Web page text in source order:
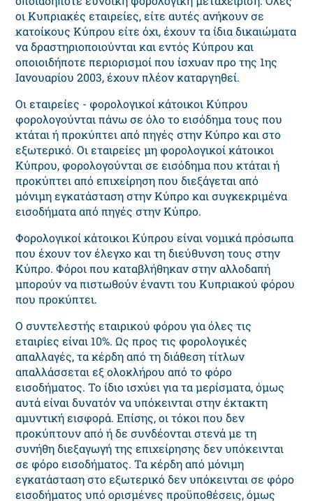
οι Κυπριακές εταιρείες, είτε αυτές ανήκουν σε
κατοίκους Κύπρου είτε όχι, έχουν τα ίδια δικαιώματα
να δραστηριοποιούνται και εντός Κύπρου και
οποιοιδήποτε περιορισμοί που ίσχυαν προ της 1ης
Ιανουαρίου 2003, έχουν πλέον καταργηθεί.
Οι εταιρείες - φορολογικοί κάτοικοι Κύπρου
φορολογούνται πάνω σε όλο το εισόδημα τους που
κτάται ή προκύπτει από πηγές στην Κύπρο και στο
εξωτερικό. Οι εταιρείες μη φορολογικοί κάτοικοι
Κύπρου, φορολογούνται σε εισόδημα που κτάται ή
προκύπτει από επιχείρηση που διεξάγεται από
μόνιμη εγκατάσταση στην Κύπρο και συγκεκριμένα
εισοδήματα από πηγές στην Κύπρο.
Φορολογικοί κάτοικοι Κύπρου είναι νομικά πρόσωπα
που έχουν τον έλεγχο και τη διεύθυνση τους στην
Κύπρο. Φόροι που καταβλήθηκαν στην αλλοδαπή
μπορούν να πιστωθούν έναντι του Κυπριακού φόρου
που προκύπτει.
Ο συντελεστής εταιρικού φόρου για όλες τις
εταιρίες είναι 10%. Ως προς τις φορολογικές
απαλλαγές, τα κέρδη από τη διάθεση τίτλων
απαλλάσσεται εξ ολοκλήρου από το φόρο
εισοδήματος. Το ίδιο ισχύει για τα μερίσματα, όμως
αυτά είναι δυνατόν να υπόκεινται στην έκτακτη
αμυντική εισφορά. Επίσης, οι τόκοι που δεν
προκύπτουν από ή δε συνδέονται στενά με τη
συνήθη διεξαγωγή της επιχείρησης δεν υπόκεινται
σε φόρο εισοδήματος. Τα κέρδη από μόνιμη
εγκατάσταση στο εξωτερικό δεν υπόκεινται σε φόρο
εισοδήματος υπό ορισμένες προϋποθέσεις, όμως